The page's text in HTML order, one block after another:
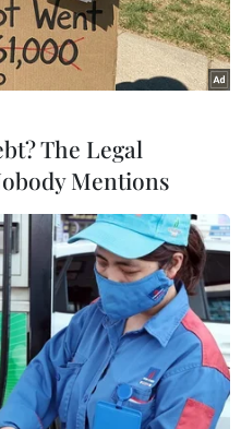
Mầm non Tuổi Ngọc, hôm
cung cấp)
non tát 31 cái vào
The Legal
Mentions